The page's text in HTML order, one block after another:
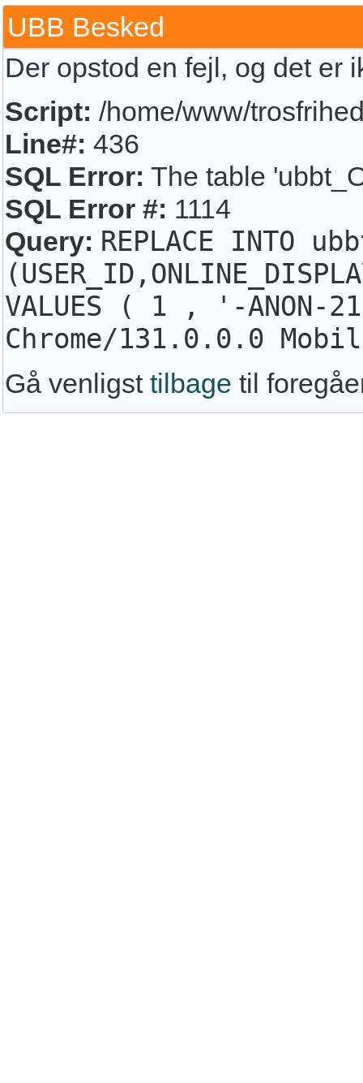
UBB Besked
Der opstod en fejl, og det
Script: /home/www/
Line#: 436
SQL Error: The table
SQL Error #: 1114
Query: REPLACE INTO
VALUES ( 1 , '-
Chrome/131.0.0.0
Gå venligst tilbage til